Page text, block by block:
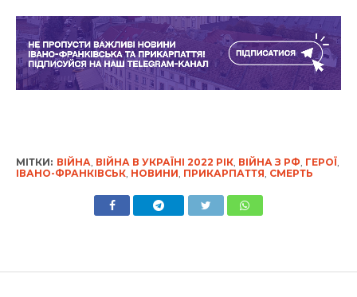
МІТКИ: ВІЙНА, ВІЙНА В УКРАЇНІ 2022 РІК, ВІЙНА З РФ, ГЕРОЇ,
ІВАНО-ФРАНКІВСЬК, НОВИНИ, ПРИКАРПАТТЯ, СМЕРТЬ